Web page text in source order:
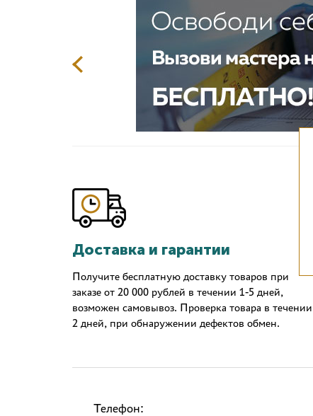
Доставка и гарантии
Получите бесплатную доставку товаров при
заказе от 20 000 рублей в течении 1-5 дней,
возможен самовывоз. Проверка товара в течении
2 дней, при обнаружении дефектов обмен.
Телефон: